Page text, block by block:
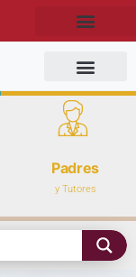
Padres
y Tutores